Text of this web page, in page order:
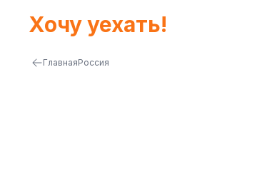
Хочу уехать!
ГлавнаяРоссия